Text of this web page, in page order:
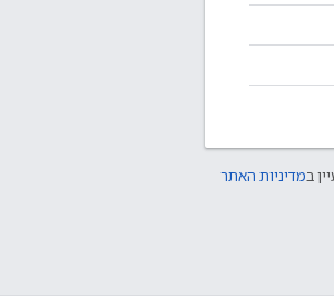
במדיניות האתר